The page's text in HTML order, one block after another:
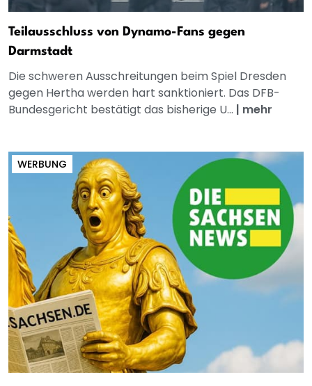
Teilausschluss von Dynamo-Fans gegen
Darmstadt
Die schweren Ausschreitungen beim Spiel Dresden
gegen Hertha werden hart sanktioniert. Das DFB-
Bundesgericht bestätigt das bisherige U... | mehr
WERBUNG